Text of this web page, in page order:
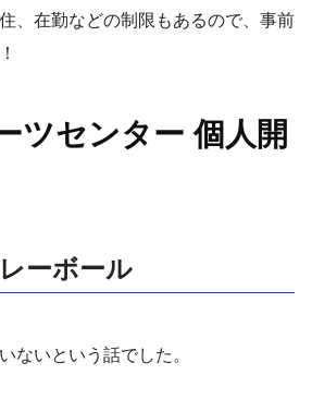
、在勤などの制限もあるので、事前
ツセンター 個人開
ーボール
ないという話でした。